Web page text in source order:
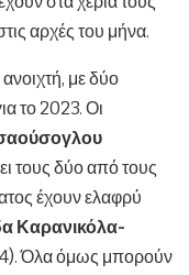
αρχές του μήνα.
ανοιχτή, με δύο
το 2023. Οι
τους δύο από τους
έχουν ελαφρύ
Καρανικόλα-
Όλα όμως μπορούν